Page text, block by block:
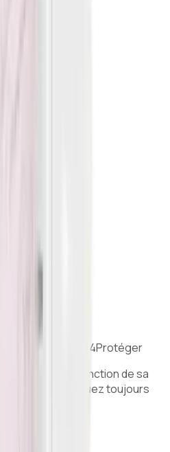
beauté
Traiter / Hydrater 4Protéger
routine en fonction de sa
épais). Appliquez toujours